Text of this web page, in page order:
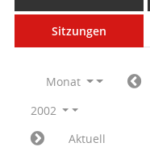
Sitzungen
Monat
2002
Aktuell